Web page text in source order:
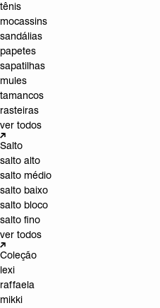
tênis
mocassins
sandálias
papetes
sapatilhas
mules
tamancos
rasteiras
ver todos
Salto
salto alto
salto médio
salto baixo
salto bloco
salto fino
ver todos
Coleção
lexi
raffaela
mikki